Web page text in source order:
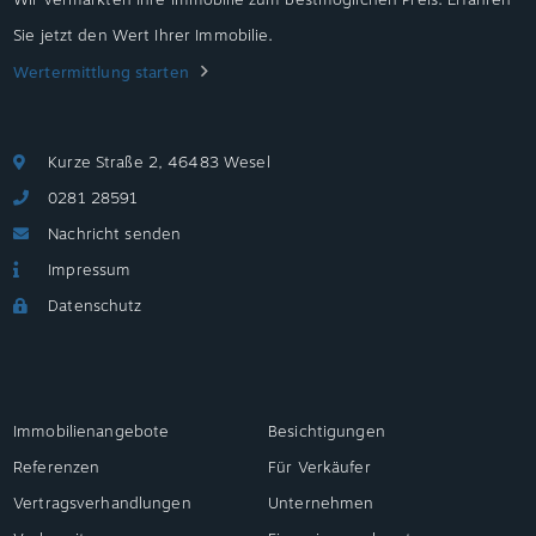
Sie jetzt den Wert Ihrer Immobilie.
Wertermittlung starten
Kurze Straße 2, 46483 Wesel
0281 28591
Nachricht senden
Impressum
Datenschutz
Immobilienangebote
Besichtigungen
Referenzen
Für Verkäufer
Vertragsverhandlungen
Unternehmen